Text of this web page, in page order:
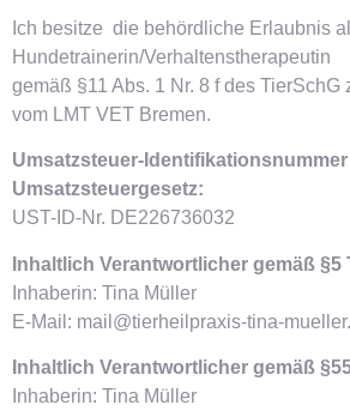
Ich besitze die behördliche Erlaubnis
Hundetrainerin/Verhaltenstherapeutin
gemäß §11 Abs. 1 Nr. 8 f des TierSchG
vom LMT VET Bremen.
Umsatzsteuer-Identifikationsnummer
Umsatzsteuergesetz:
UST-ID-Nr. DE226736032
Inhaltlich Verantwortlicher gemäß §5
Inhaberin: Tina Müller
E-Mail: mail@tierheilpraxis-tina-
Inhaltlich Verantwortlicher gemäß
Inhaberin: Tina Müller